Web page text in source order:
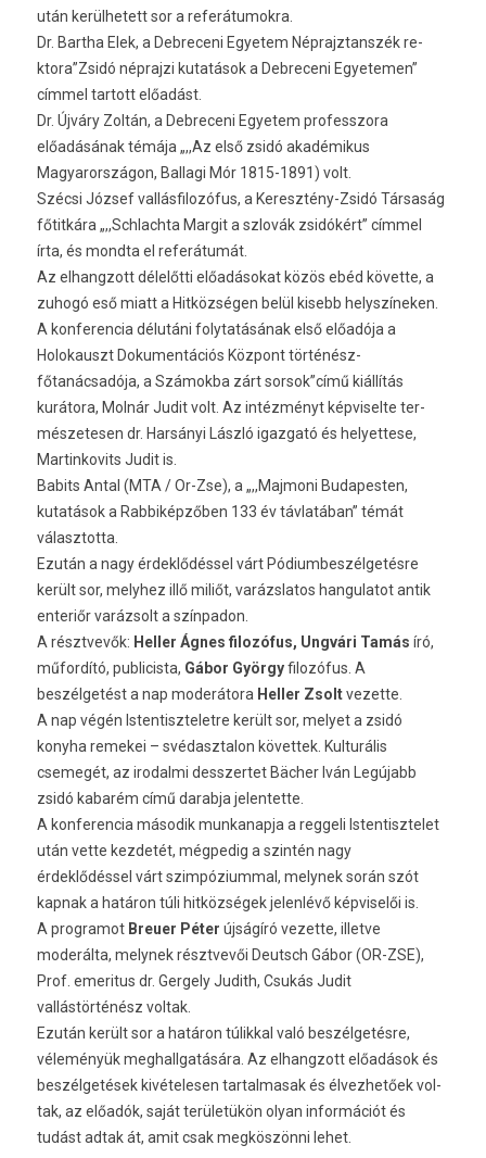
után kerül­hetett sor a re­ferátumok­ra.
Dr. Bartha Elek, a De­breceni Egyetem Nép­rajztanszék re­
ktora”Zsidó nép­rajzi kutatások a De­breceni Egyetem­en”
címmel tar­tott előadást.
Dr. Újváry Zoltán, a De­breceni Egyetem pro­fesszora
előadásának témája „,,Az első zsidó akadémikus
Magyarországon, Bal­lagi Mór 1815-1891) volt.
Szécsi József val­lásfilozófus, a Keresztény-Zsidó Társaság
főtitkára „,,Schlachta Mar­git a szlovák zsidókért” címmel
írta, és mondta el referátumát.
Az el­hangzott délelőtti előadásokat közös ebéd követte, a
zuhogó eső miatt a Hitközségen belül kisebb helys­zínek­en.
A kon­feren­cia délutáni folytatásának első előadója a
Holokauszt Dokumen­tációs Központ történész-
főtanácsadója, a Számokba zárt sor­sok”című kiállítás
kurátora, Molnár Judit volt. Az intézményt kép­visel­te ter­
mészetes­en dr. Harsányi László igaz­gató és helyet­tese,
Mar­tinkovits Judit is.
Babits Antal (MTA / Or-Zse), a „,,Maj­moni Budapest­en,
kutatások a Rab­bikép­zőb­en 133 év távlatában” témát
választot­ta.
Ezután a nagy érdeklődéssel várt Pódium­beszél­getés­re
került sor, melyhez illő miliőt, varázslatos han­gulatot antik
en­teriőr varázsolt a szín­padon.
A résztvevők: Hell­er Ágnes filozófus, Ungvári Tamás író,
műfordító, pub­licis­ta, Gábor Györgyfilozófus. A
beszélgetést a nap moderátora Hell­er Zsoltvezet­te.
A nap végén Is­tentisztelet­re került sor, melyet a zsidó
konyha re­mekei – svédasztalon követ­tek. Kul­turális
csemegét, az ir­odal­mi de­sszer­tet Bächer Iván Legújabb
zsidó kabarém című darab­ja jelen­tette.
A kon­feren­cia második mun­kanap­ja a re­ggeli Is­tentisztelet
után vette kez­detét, még­pedig a szintén nagy
érdeklődéssel várt szim­póziumm­al, melynek során szót
kap­nak a határon túli hitközségek jelen­lévő kép­viselői is.
A pro­gramot Breu­er Péter újságíró vezet­te, il­let­ve
moderálta, melynek résztvevői De­utsch Gábor (OR-ZSE),
Prof. em­eritus dr. Ger­ge­ly Judith, Csukás Judit
vallástörténész vol­tak.
Ezután került sor a határon túlikk­al való beszélgetésre,
véleményük meg­hallgatására. Az el­hangzott előadások és
beszélgetések kivételes­en tar­talmasak és élvez­hetőek vol­
tak, az előadók, saját területükön olyan in­for­mációt és
tudást adtak át, amit csak megköszönni lehet.